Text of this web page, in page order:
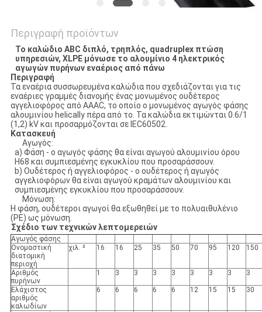
Περιγραφή προϊόντων
Το καλώδιο ABC διπλό, τρηπλός, quadruplex πτώση
υπηρεσιών, XLPE μόνωσε το αλουμίνιο 4 ηλεκτρικός
αγωγών πυρήνων εναέριος από πάνω
Περιγραφή
Τα εναέρια συσσωρευμένα καλώδια που σχεδιάζονται για τις
εναέριες γραμμές διανομής ένας μονωμένος ουδέτερος
αγγελιοφόρος από AAAC, το οποίο ο μονωμένος αγωγός φάσης
αλουμινίου helically πέρα από το. Τα καλώδια εκτιμώνται 0.6/1
(1,2) kV και προσαρμόζονται σε IEC60502.
Κατασκευή
Αγωγός:
a) Φάση - ο αγωγός φάσης θα είναι αγωγού αλουμινίου όρου
H68 και συμπιεσμένης εγκυκλίου που προσαράσσουν.
b) Ουδέτερος ή αγγελιοφόρος - ο ουδέτερος ή αγωγός
αγγελιοφόρων θα είναι αγωγού κραμάτων αλουμινίου και
συμπιεσμένης εγκυκλίου που προσαράσσουν.
Μόνωση:
Η φάση, ουδέτεροι αγωγοί θα εξωθηθεί με το πολυαιθυλένιο
(PE) ως μόνωση.
Σχέδιο των τεχνικών λεπτομερειών
Αγωγός φάσης
Ονομαστική
διατομική
περιοχή
χιλ. ² 16 16 25 35 50 70 95 120 150
Αριθμός
πυρήνων
1 3 3 3 3 3 3 3 3
Ελάχιστος
αριθμός
καλωδίων
6 6 6 6 6 12 15 15 30